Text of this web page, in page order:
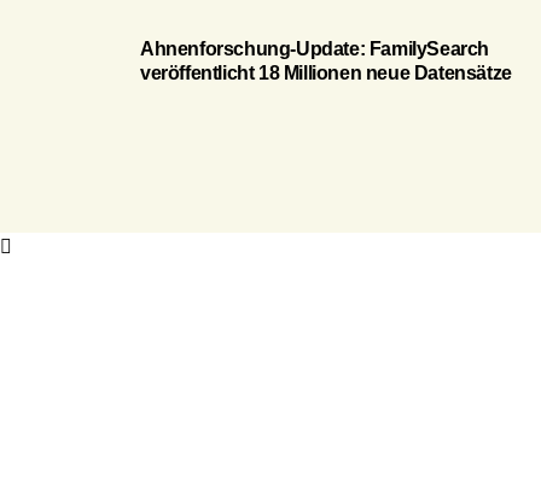
Ahnenforschung-Update: FamilySearch
veröffentlicht 18 Millionen neue Datensätze